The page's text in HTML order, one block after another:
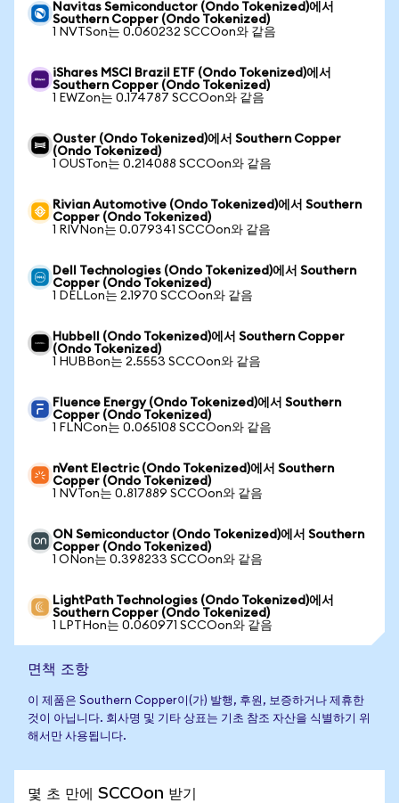
Navitas Semiconductor (Ondo Tokenized)에서
Southern Copper (Ondo Tokenized)
1 NVTSon는 0.060232 SCCOon와 같음
iShares MSCI Brazil ETF (Ondo Tokenized)에서
Southern Copper (Ondo Tokenized)
1 EWZon는 0.174787 SCCOon와 같음
Ouster (Ondo Tokenized)에서 Southern Copper
(Ondo Tokenized)
1 OUSTon는 0.214088 SCCOon와 같음
Rivian Automotive (Ondo Tokenized)에서 Southern
Copper (Ondo Tokenized)
1 RIVNon는 0.079341 SCCOon와 같음
Dell Technologies (Ondo Tokenized)에서 Southern
Copper (Ondo Tokenized)
1 DELLon는 2.1970 SCCOon와 같음
Hubbell (Ondo Tokenized)에서 Southern Copper
(Ondo Tokenized)
1 HUBBon는 2.5553 SCCOon와 같음
Fluence Energy (Ondo Tokenized)에서 Southern
Copper (Ondo Tokenized)
1 FLNCon는 0.065108 SCCOon와 같음
nVent Electric (Ondo Tokenized)에서 Southern
Copper (Ondo Tokenized)
1 NVTon는 0.817889 SCCOon와 같음
ON Semiconductor (Ondo Tokenized)에서 Southern
Copper (Ondo Tokenized)
1 ONon는 0.398233 SCCOon와 같음
LightPath Technologies (Ondo Tokenized)에서
Southern Copper (Ondo Tokenized)
1 LPTHon는 0.060971 SCCOon와 같음
면책 조항
이 제품은 Southern Copper이(가) 발행, 후원, 보증하거나 제휴한
것이 아닙니다. 회사명 및 기타 상표는 기초 참조 자산을 식별하기 위
해서만 사용됩니다.
몇 초 만에 SCCOon 받기